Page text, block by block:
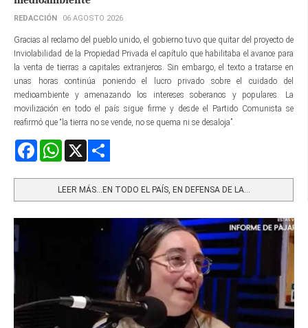
REDACCIÓN 06 AGOSTO 2026
Gracias al reclamo del pueblo unido, el gobierno tuvo que quitar del proyecto de
Inviolabilidad de la Propiedad Privada el capítulo que habilitaba el avance para
la venta de tierras a capitales extranjeros. Sin embargo, el texto a tratarse en
unas horas continúa poniendo el lucro privado sobre el cuidado del
medioambiente y amenazando los intereses soberanos y populares. La
movilización en todo el país sigue firme y desde el Partido Comunista se
reafirmó que “la tierra no se vende, no se quema ni se desaloja”.
FacebookWhatsApp
LEER MÁS…EN TODO EL PAÍS, EN DEFENSA DE LA...